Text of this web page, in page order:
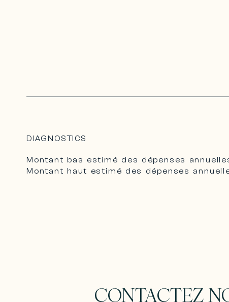
DIAGNOSTICS
Montant bas estimé des dépenses
Montant haut estimé des dépenses
CONTACTEZ